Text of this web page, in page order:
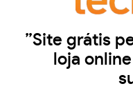
”Site grátis
loja